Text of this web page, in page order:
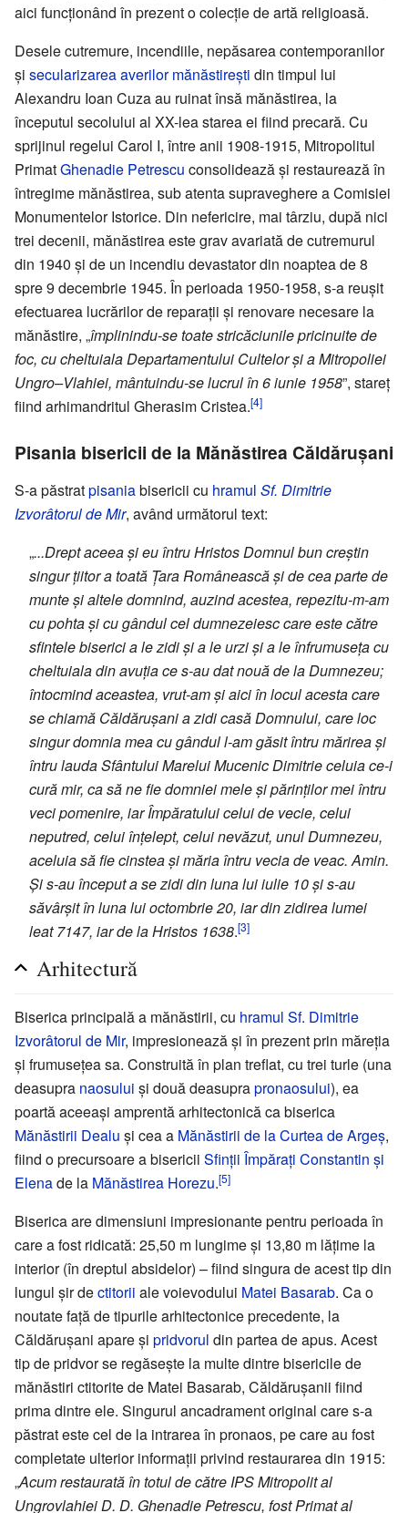
aici funcționând în prezent o colecție de artă religioasă.
Desele cutremure, incendiile, nepăsarea contemporanilor
și secularizarea averilor mănăstirești din timpul lui
Alexandru Ioan Cuza au ruinat însă mănăstirea, la
începutul secolului al XX-lea starea ei fiind precară. Cu
sprijinul regelui Carol I, între anii 1908-1915, Mitropolitul
PrimatGhenadie Petrescu consolidează și restaurează în
întregime mănăstirea, sub atenta supraveghere a Comisiei
Monumentelor Istorice. Din nefericire, mai târziu, după nici
trei decenii, mănăstirea este grav avariată de cutremurul
din 1940 și de un incendiu devastator din noaptea de 8
spre 9 decembrie 1945. În perioada 1950-1958, s-a reușit
efectuarea lucrărilor de reparații și renovare necesare la
mănăstire, „împlinindu-se toate stricăciunile pricinuite de
foc, cu cheltuiala Departamentului Cultelor și a Mitropoliei
Ungro–Vlahiei, mântuindu-se lucrul în 6 iunie 1958”, stareț
fiind arhimandritul Gherasim Cristea.[4]
Pisania bisericii de la Mănăstirea Căldărușani
S-a păstratpisaniabisericii cu hramul Sf. Dimitrie
Izvorâtorul de Mir, având următorul text:
„...Drept aceea și eu întru Hristos Domnul bun creștin
singur țiitor a toată Țara Românească și de cea parte de
munte și altele domnind, auzind acestea, repezitu-m-am
cu pohta și cu gândul cel dumnezeiesc care este către
sfintele biserici a le zidi și a le urzi și a le înfrumuseța cu
cheltuiala din avuția ce s-au dat nouă de la Dumnezeu;
întocmind aceastea, vrut-am și aici în locul acesta care
se chiamă Căldărușani a zidi casă Domnului, care loc
singur domnia mea cu gândul l-am găsit întru mărirea și
întru lauda Sfântului Marelui Mucenic Dimitrie celuia ce-i
cură mir, ca să ne fie domniei mele și părinților mei întru
veci pomenire, iar Împăratului celui de vecie, celui
neputred, celui înțelept, celui nevăzut, unul Dumnezeu,
aceluia să fie cinstea și măria întru vecia de veac. Amin.
Și s-au început a se zidi din luna lui iulie 10 și s-au
săvârșit în luna lui octombrie 20, iar din zidirea lumei
leat 7147, iar de la Hristos 1638.[3]
Arhitectură
Biserica principală a mănăstirii, cu hramul Sf. Dimitrie
Izvorâtorul de Mir, impresionează și în prezent prin măreția
și frumusețea sa. Construită în plan treflat, cu trei turle (una
deasupra naosului și două deasuprapronaosului), ea
poartă aceeași amprentă arhitectonică ca biserica
Mănăstirii Dealu și cea a Mănăstirii de la Curtea de Argeș,
fiind o precursoare a bisericii Sfinții Împărați Constantin și
Elenade la Mănăstirea Horezu.[5]
Biserica are dimensiuni impresionante pentru perioada în
care a fost ridicată: 25,50 m lungime și 13,80 m lățime la
interior (în dreptul absidelor) – fiind singura de acest tip din
lungul șir dectitorii ale voievodului Matei Basarab. Ca o
noutate față de tipurile arhitectonice precedente, la
Căldărușani apare și pridvorul din partea de apus. Acest
tip de pridvor se regăsește la multe dintre bisericile de
mănăstiri ctitorite de Matei Basarab, Căldărușanii fiind
prima dintre ele. Singurul ancadrament original care s-a
păstrat este cel de la intrarea în pronaos, pe care au fost
completate ulterior informații privind restaurarea din 1915:
„Acum restaurată în totul de către IPS Mitropolit al
Ungrovlahiei D. D. Ghenadie Petrescu, fost Primat al